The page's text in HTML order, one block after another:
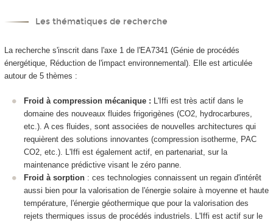
Les thématiques de recherche
La recherche s'inscrit dans l'axe 1 de l'EA7341 (Génie de procédés
énergétique, Réduction de l'impact environnemental). Elle est articulée
autour de 5 thèmes :
Froid à compression mécanique : L'Iffi est très actif dans le
domaine des nouveaux fluides frigorigènes (CO2, hydrocarbures,
etc.). A ces fluides, sont associées de nouvelles architectures qui
requièrent des solutions innovantes (compression isotherme, PAC
CO2, etc.). L'Iffi est également actif, en partenariat, sur la
maintenance prédictive visant le zéro panne.
Froid à sorption : ces technologies connaissent un regain d'intérêt
aussi bien pour la valorisation de l'énergie solaire à moyenne et haute
température, l'énergie géothermique que pour la valorisation des
rejets thermiques issus de procédés industriels. L'Iffi est actif sur le